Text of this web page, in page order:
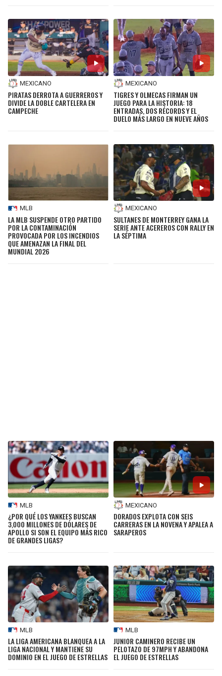
MEXICANO
PIRATAS DERROTA A GUERREROS Y
DIVIDE LA DOBLE CARTELERA EN
CAMPECHE
MEXICANO
TIGRES Y OLMECAS FIRMAN UN
JUEGO PARA LA HISTORIA: 18
ENTRADAS, DOS RÉCORDS Y EL
DUELO MÁS LARGO EN NUEVE AÑOS
MLB
LA MLB SUSPENDE OTRO PARTIDO
POR LA CONTAMINACIÓN
PROVOCADA POR LOS INCENDIOS
QUE AMENAZAN LA FINAL DEL
MUNDIAL 2026
MEXICANO
SULTANES DE MONTERREY GANA LA
SERIE ANTE ACEREROS CON RALLY EN
LA SÉPTIMA
MLB
¿POR QUÉ LOS YANKEES BUSCAN
3,000 MILLONES DE DÓLARES DE
APOLLO SI SON EL EQUIPO MÁS RICO
DE GRANDES LIGAS?
MEXICANO
DORADOS EXPLOTA CON SEIS
CARRERAS EN LA NOVENA Y APALEA A
SARAPEROS
MLB
LA LIGA AMERICANA BLANQUEA A LA
LIGA NACIONAL Y MANTIENE SU
DOMINIO EN EL JUEGO DE ESTRELLAS
MLB
JUNIOR CAMINERO RECIBE UN
PELOTAZO DE 97MPH Y ABANDONA
EL JUEGO DE ESTRELLAS